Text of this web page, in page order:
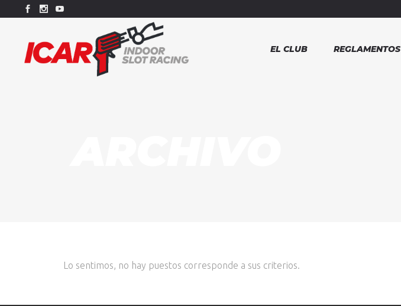
EL CLUB REGLAMENTOS
Lo sentimos, no hay puestos corresponde a sus criterios.